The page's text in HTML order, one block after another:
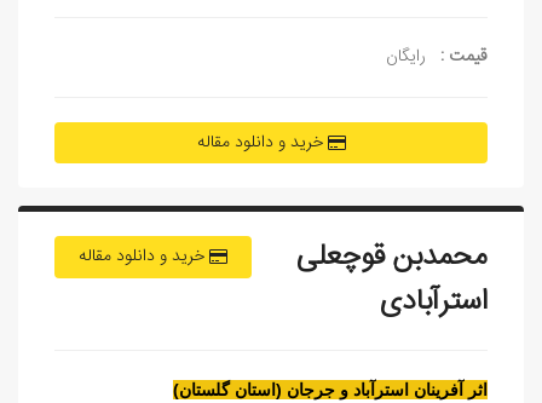
قیمت : رایگان
خرید و دانلود مقاله
خرید و دانلود مقاله
محمدبن قوچعلی
استرآبادی
اثر آفرينان استرآباد و جرجان (استان گلستان)